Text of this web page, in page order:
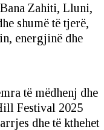
Zahiti, Lluni,
shumë të tjerë,
energjinë dhe
të mëdhenj dhe
Festival 2025
dhe të kthehet